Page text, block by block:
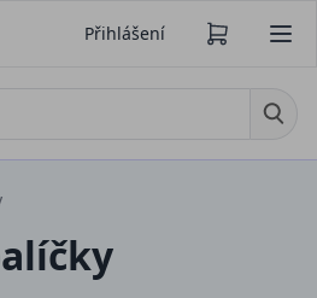
Přihlášení